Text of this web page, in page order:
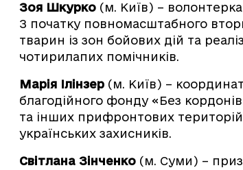
Зоя Шкурко (м. Київ) – волонтерка
З початку повномасштабного
тварин із зон бойових дій та
чотирилапих помічників.
Марія Ілінзер (м. Київ) –
благодійного фонду «Без
та інших прифронтових
українських захисників.
Світлана Зінченко (м. Суми) –